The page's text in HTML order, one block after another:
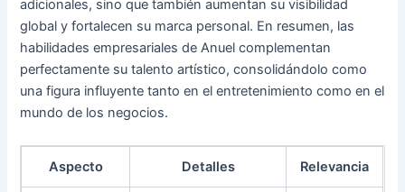
adicionales, sino que también aumentan su visibilidad
global y fortalecen su marca personal. En resumen, las
habilidades empresariales de Anuel complementan
perfectamente su talento artístico, consolidándolo como
una figura influyente tanto en el entretenimiento como en el
mundo de los negocios.
Aspecto Detalles Relevancia